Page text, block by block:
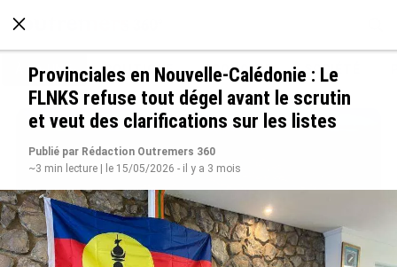
À LA UNE POLITIQUE ECONOMIE SOCIÉTÉ
Provinciales en Nouvelle-Calédonie : Le
FLNKS refuse tout dégel avant le scrutin
et veut des clarifications sur les listes
Publié par Rédaction Outremers 360
~3 min lecture | le 15/05/2026 - il y a 3 mois